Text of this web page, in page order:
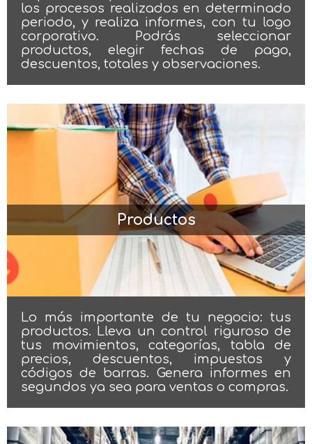
los procesos realizados en determinado
periodo, y realiza informes, con tu logo
corporativo. Podrás seleccionar
productos, elegir fechas de pago,
descuentos, totales y observaciones.
Productos
Lo más importante de tu negocio: tus
productos. Lleva un control riguroso de
tus movimientos, categorías, tabla de
precios, descuentos, impuestos y
códigos de barras. Genera informes en
segundos ya sea para ventas o compras.